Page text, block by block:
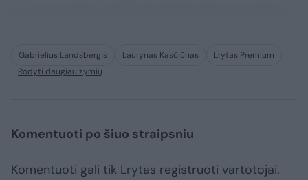
Gabrielius Landsbergis Laurynas Kasčiūnas
Lrytas Premium
Rodyti daugiau žymių
Komentuoti po šiuo straipsniu
Komentuoti gali tik Lrytas registruoti vartotojai.